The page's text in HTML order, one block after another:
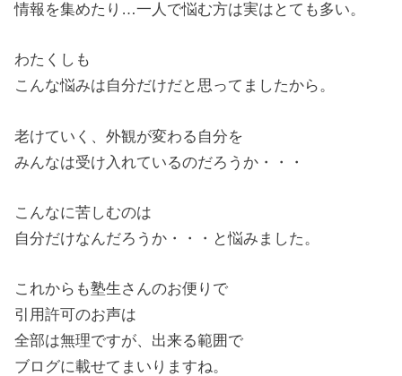
情報を集めたり…一人で悩む方は実はとても多い。
わたくしも
こんな悩みは自分だけだと思ってましたから。
老けていく、外観が変わる自分を
みんなは受け入れているのだろうか・・・
こんなに苦しむのは
自分だけなんだろうか・・・と悩みました。
これからも塾生さんのお便りで
引用許可のお声は
全部は無理ですが、出来る範囲で
ブログに載せてまいりますね。